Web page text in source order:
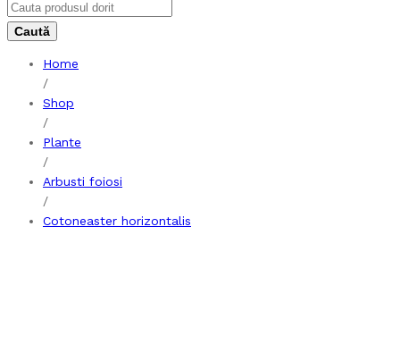
Home
/
Shop
/
Plante
/
Arbusti foiosi
/
Cotoneaster horizontalis